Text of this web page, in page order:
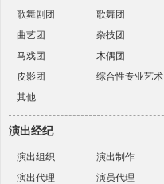
歌舞剧团
歌舞团
曲艺团
杂技团
马戏团
木偶团
皮影团
综合性专业艺术
其他
演出经纪
演出组织
演出制作
演出代理
演员代理